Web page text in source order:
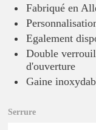
Fabriqué en
Egalement
Double
d'ouverture
Gaine
Serrure